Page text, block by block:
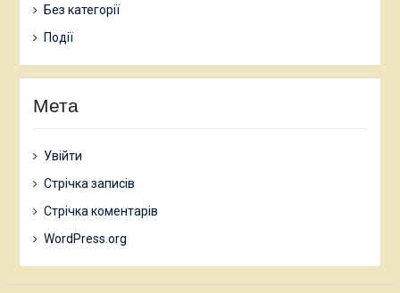
Без категорії
Події
Мета
Увійти
Стрічка записів
Стрічка коментарів
WordPress.org